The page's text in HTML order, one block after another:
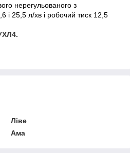
нерегульованого з
і 25,5 л/хв і робочий тиск 12,5
Ліве
Ама